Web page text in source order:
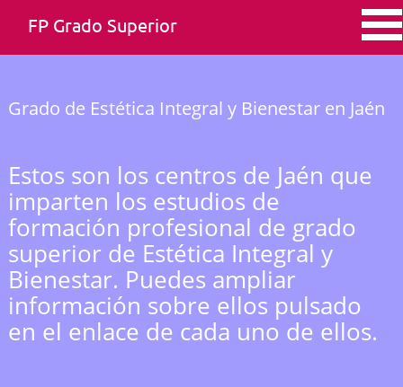
FP Grado Superior
Grado de Estética Integral y Bienestar en Jaén
Estos son los centros de Jaén que
imparten los estudios de
formación profesional de grado
superior de Estética Integral y
Bienestar. Puedes ampliar
información sobre ellos pulsado
en el enlace de cada uno de ellos.